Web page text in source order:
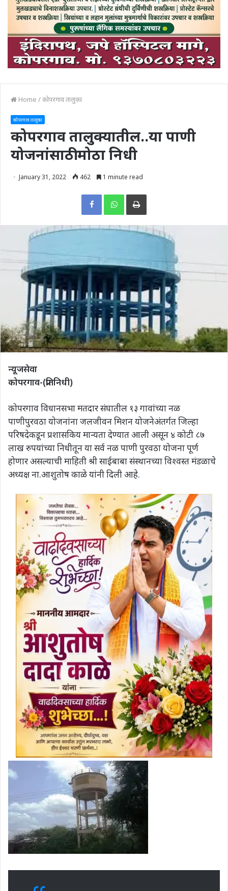
Home /कोपरगाव तालुका
कोपरगाव तालुका
कोपरगाव तालुक्यातील..या पाणी
योजनांसाठी मोठा निधी
January 31, 2022 462 1 minute read
Print
न्यूजसेवा
कोपरगाव-(प्रतिनिधी)
कोपरगाव विधानसभा मतदार संघातील १३ गावांच्या नळ
पाणीपुरवठा योजनांना जलजीवन मिशन योजनेअंतर्गत जिल्हा
परिषदेकडून प्रशासकिय मान्यता देण्यात आली असून ४ कोटी ८७
लाख रुपयांच्या निधीतून या सर्व नळ पाणी पुरवठा योजना पूर्ण
होणार असल्याची माहिती श्री साईबाबा संस्थानच्या विश्वस्त मंडळाचे
अध्यक्ष ना.आशुतोष काळे यांनी दिली आहे.